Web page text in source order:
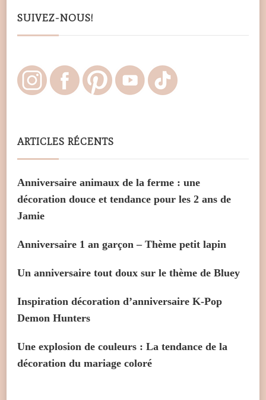
SUIVEZ-NOUS!
ARTICLES RÉCENTS
Anniversaire animaux de la ferme : une
décoration douce et tendance pour les 2 ans de
Jamie
Anniversaire 1 an garçon – Thème petit lapin
Un anniversaire tout doux sur le thème de Bluey
Inspiration décoration d’anniversaire K-Pop
Demon Hunters
Une explosion de couleurs : La tendance de la
décoration du mariage coloré